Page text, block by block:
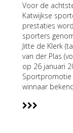
Voor de
Katwijkse
prestaties
sporters
Jitte de Klerk
van der Plas
op 26 januari
Sportpromotie
winnaar